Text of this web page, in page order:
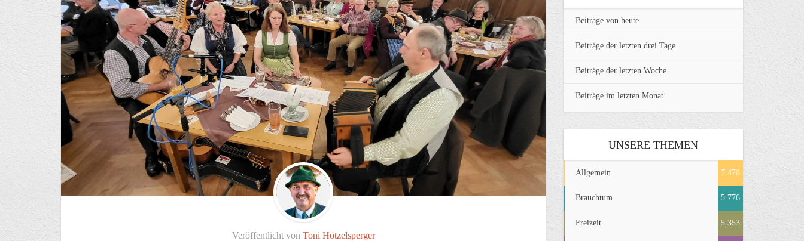
Veröffentlicht von Toni Hötzelsperger
Beiträge von heute
Beiträge der letzten drei Tage
Beiträge der letzten Woche
Beiträge im letzten Monat
UNSERE THEMEN
Allgemein 7.478
Brauchtum 5.776
Freizeit 5.353